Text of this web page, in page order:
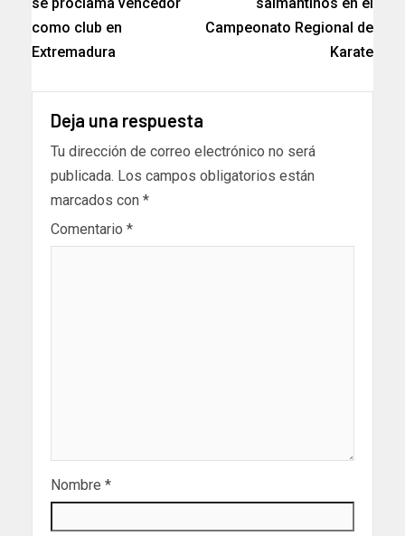
como club en
Extremadura
Campeonato Regional de
Karate
Deja una respuesta
Tu dirección de correo electrónico no será
publicada. Los campos obligatorios están
marcados con *
Comentario *
Nombre *